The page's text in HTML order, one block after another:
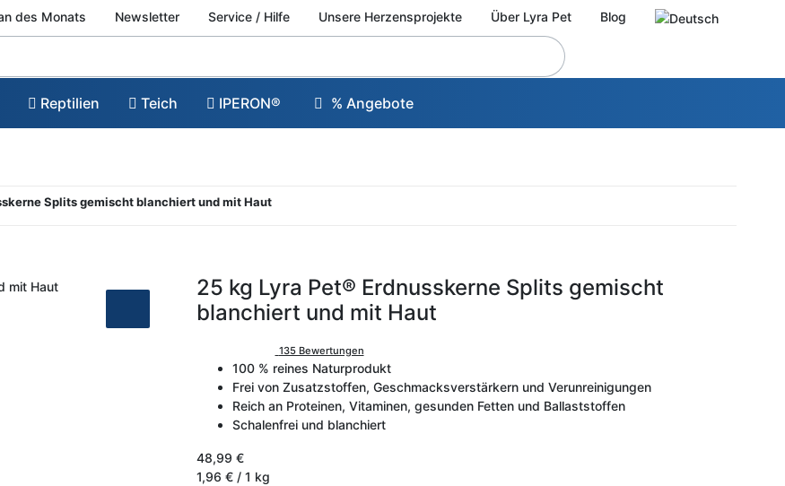
des Monats Newsletter Service / Hilfe Unsere Herzensprojekte Über Lyra Pet Blog
Reptilien Teich IPERON® % Angebote
Splits gemischt blanchiert und mit Haut
25 kg Lyra Pet® Erdnusskerne Splits gemischt
blanchiert und mit Haut
135 Bewertungen
100 % reines Naturprodukt
Frei von Zusatzstoffen, Geschmacksverstärkern und Verunreinigungen
Reich an Proteinen, Vitaminen, gesunden Fetten und Ballaststoffen
Schalenfrei und blanchiert
48,99 €
1,96 € / 1 kg